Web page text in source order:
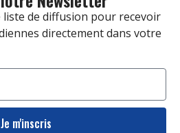
de diffusion pour recevoir
directement dans votre
Je m'inscris